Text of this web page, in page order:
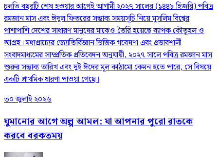
চলতি বছরটি শেষ হওয়ার আগেই আগামী ২০২৭ সালের (১৪৪৮ হিজরি) পবিত্র
রমজান মাস এবং ঈদুল ফিতরের সম্ভাব্য সময়সূচি নিয়ে মুসলিম বিশ্বের
পাশাপাশি দেশের সাধারণ মানুষের মাঝেও তৈরি হয়েছে ব্যাপক কৌতূহল ও
আগ্রহ। মধ্যপ্রাচ্যের জ্যোতির্বিজ্ঞান ভিত্তিক গবেষণা এবং প্রভাবশালী
সংবাদমাধ্যমের সাম্প্রতিক প্রতিবেদন অনুযায়ী, ২০২৭ সালে পবিত্র রমজান মাস
শুরুর সম্ভাব্য তারিখ এবং দুই ঈদের মূল কাঠামো কেমন হতে পারে, সে বিষয়ে
একটি প্রাথমিক ধারণা পাওয়া গেছে।
৩০ জুলাই ২০২৬
ঘুমানোর আগে অল্প আমল: যা আপনার পুরো রাতকে
করবে বরকতময়